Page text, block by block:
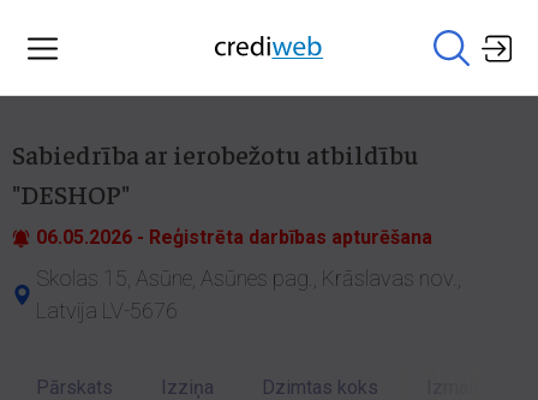
Sabiedrība ar ierobežotu atbildību
"DESHOP"
06.05.2026 - Reģistrēta darbības apturēšana
Skolas 15, Asūne, Asūnes pag., Krāslavas nov.,
Latvija LV-5676
Pārskats Izziņa Dzimtas koks